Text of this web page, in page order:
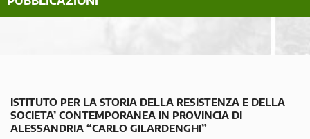
ISTITUTO PER LA STORIA DELLA RESISTENZA E DELLA
SOCIETA’ CONTEMPORANEA IN PROVINCIA DI
ALESSANDRIA “CARLO GILARDENGHI”